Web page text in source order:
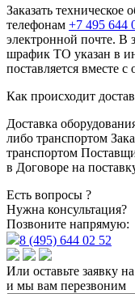
Заказать
телефонам +7 495 644
электронной почте. В
шрафик ТО указан в
поставляется вместе
Как происходит
Доставка
либо транспортом
транспортом
в Договоре на
Есть вопросы ?
Нужна консультация?
Позвоните напрямую:
8 (495) 644 02 52
Или оставьте заявку
и мы вам перезвоним